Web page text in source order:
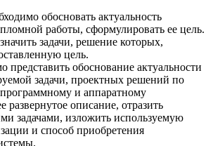
обосновать актуальность
работы, сформулировать ее цель.
задачи, решение которых,
цель.
представить обоснование актуальности
задачи, проектных решений по
и аппаратному
развернутое описание, отразить
задачами, изложить используемую
и способ приобретения